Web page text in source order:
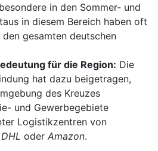
in den Sommer- und
in diesem Bereich haben oft
gesamten deutschen
für die Region: Die
hat dazu beigetragen,
des Kreuzes
und Gewerbegebiete
Logistikzentren von
DHL oder Amazon.